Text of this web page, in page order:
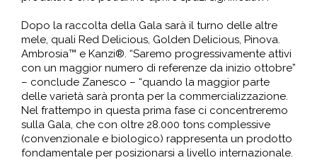
Dopo la raccolta della Gala sarà il turno delle altre
mele, quali Red Delicious, Golden Delicious, Pinova.
Ambrosia™ e Kanzi®. “Saremo progressivamente attivi
con un maggior numero di referenze da inizio ottobre”
– conclude Zanesco – “quando la maggior parte
delle varietà sarà pronta per la commercializzazione.
Nel frattempo in questa prima fase ci concentreremo
sulla Gala, che con oltre 28.000 tons complessive
(convenzionale e biologico) rappresenta un prodotto
fondamentale per posizionarsi a livello internazionale.